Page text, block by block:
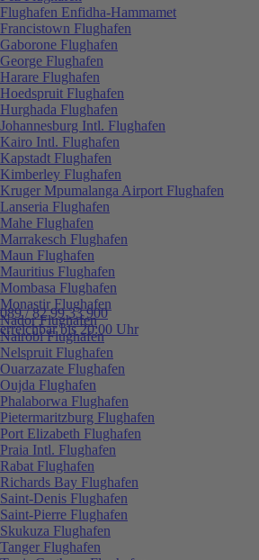
089 / 82 99 33 900
erreichbar bis 20:00 Uhr
Flughafen Enfidha-Hammamet
Francistown Flughafen
Gaborone Flughafen
George Flughafen
Harare Flughafen
Hoedspruit Flughafen
Hurghada Flughafen
Johannesburg Intl. Flughafen
Kairo Intl. Flughafen
Kapstadt Flughafen
Kimberley Flughafen
Kruger Mpumalanga Airport Flughafen
Lanseria Flughafen
Mahe Flughafen
Marrakesch Flughafen
Maun Flughafen
Mauritius Flughafen
Mombasa Flughafen
Monastir Flughafen
Nador Flughafen
Nairobi Flughafen
Nelspruit Flughafen
Ouarzazate Flughafen
Oujda Flughafen
Phalaborwa Flughafen
Pietermaritzburg Flughafen
Port Elizabeth Flughafen
Praia Intl. Flughafen
Rabat Flughafen
Richards Bay Flughafen
Saint-Denis Flughafen
Saint-Pierre Flughafen
Skukuza Flughafen
Tanger Flughafen